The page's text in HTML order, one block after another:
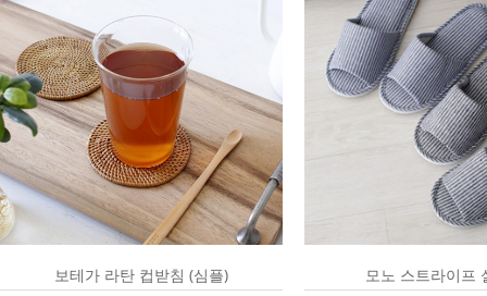
보테가 라탄 컵받침 (심플)
모노 스트라이프